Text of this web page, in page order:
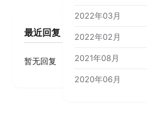
最近回复
暂无回复
2022年03月
2022年02月
2021年08月
2020年06月